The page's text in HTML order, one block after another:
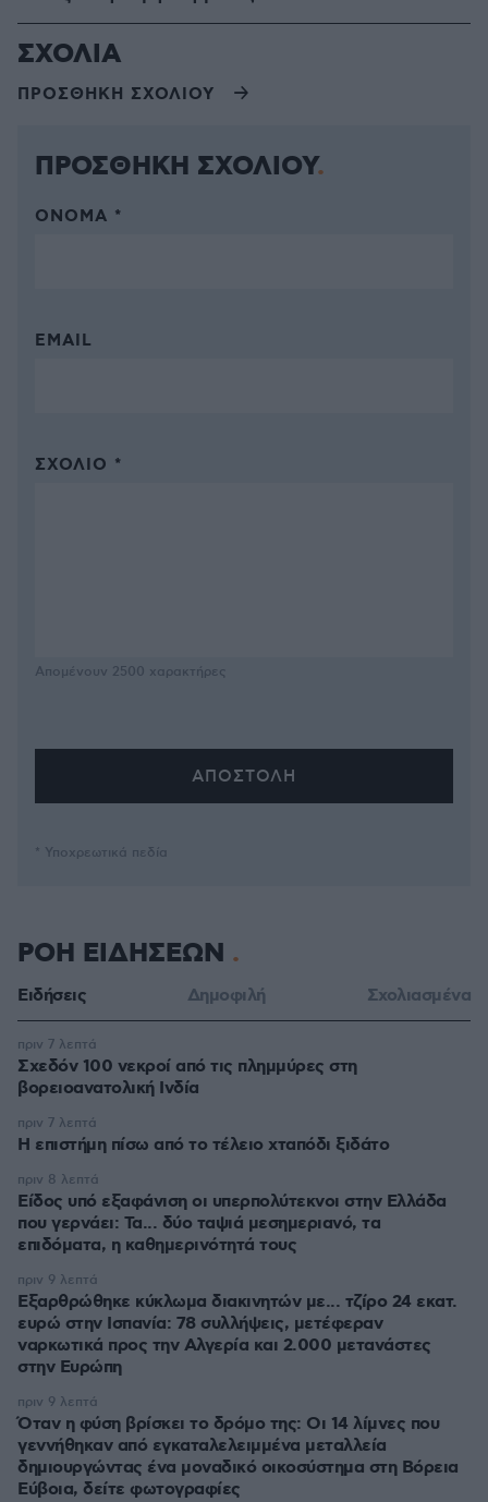
ΣΧΟΛΙΑ
ΠΡΟΣΘΗΚΗ ΣΧΟΛΙΟΥ
ΠΡΟΣΘΗΚΗ ΣΧΟΛΙΟΥ
ΌΝΟΜΑ *
EMAIL
ΣΧΌΛΙΟ *
Απομένουν 2500 χαρακτήρες
* Υποχρεωτικά πεδία
ΡΟΗ ΕΙΔΗΣΕΩΝ
Ειδήσεις Δημοφιλή Σχολιασμένα
Σχεδόν 100 νεκροί από τις πλημμύρες στη
βορειοανατολική Ινδία
πριν 7 λεπτά
Η επιστήμη πίσω από το τέλειο χταπόδι ξιδάτο
πριν 7 λεπτά
Είδος υπό εξαφάνιση οι υπερπολύτεκνοι στην Ελλάδα
που γερνάει: Τα... δύο ταψιά μεσημεριανό, τα
επιδόματα, η καθημερινότητά τους
πριν 8 λεπτά
Εξαρθρώθηκε κύκλωμα διακινητών με... τζίρο 24 εκατ.
ευρώ στην Ισπανία: 78 συλλήψεις, μετέφεραν
ναρκωτικά προς την Αλγερία και 2.000 μετανάστες
στην Ευρώπη
πριν 9 λεπτά
Όταν η φύση βρίσκει το δρόμο της: Οι 14 λίμνες που
γεννήθηκαν από εγκαταλελειμμένα μεταλλεία
δημιουργώντας ένα μοναδικό οικοσύστημα στη Βόρεια
Εύβοια, δείτε φωτογραφίες
πριν 9 λεπτά